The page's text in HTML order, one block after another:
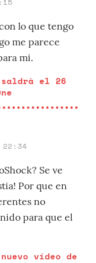
lo que tengo
me parece
mi.
saldrá el 26
22:34
Se ve
Por que en
no
para que el
vídeo de